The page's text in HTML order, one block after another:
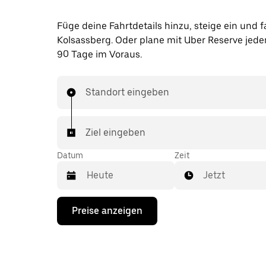
Füge deine Fahrtdetails hinzu, steige ein und
Kolsassberg. Oder plane mit Uber Reserve
90 Tage im Voraus.
Standort eingeben
Ziel eingeben
Datum
Drücke
Nach-
Zeit
Jetzt
Preise anzeigen